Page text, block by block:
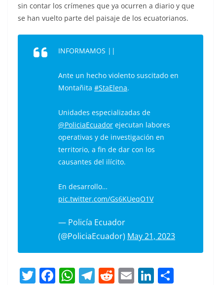
sin contar los crímenes que ya ocurren a diario y que
se han vuelto parte del paisaje de los ecuatorianos.
INFORMAMOS ||
Ante un hecho violento suscitado en
Montañita #StaElena.
Unidades especializadas de
@PoliciaEcuador ejecutan labores
operativas y de investigación en
territorio, a fin de dar con los
causantes del ilícito.
En desarrollo…
pic.twitter.com/Gs6KUeqO1V
— Policía Ecuador
(@PoliciaEcuador) May 21, 2023
T F W T R E Li